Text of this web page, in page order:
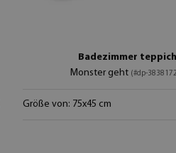
Badezimmer teppich
Monster geht (#dp-
Größe von: 75x45 cm